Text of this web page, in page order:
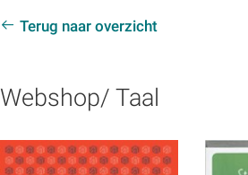
Terug naar overzicht
Webshop/ Taal